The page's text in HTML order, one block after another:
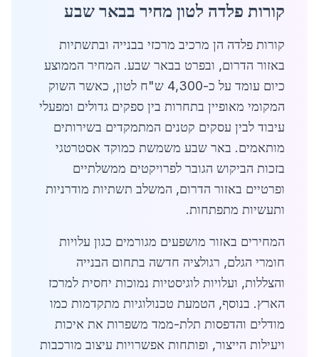
קורות פלדה לטון מחיר בבאר שבע
קורות פלדה הן מרכיב מרכזי בבנייה ובתשתיות
באזור הדרום, ובפרט בבאר שבע. המחיר הממוצע
כיום עומד על כ-4,300 ש"ח לטון, כאשר השוק
המקומי מאופיין בתחרות בין ספקים גדולים ומפעלי
עיבוד לבין עסקים קטנים המתמקדים בשירותים
מותאמים. באר שבע משמשת כמוקד אסטרטגי
בזכות הביקוש הגובר לפרויקטים ממשלתיים
ופרטיים באזור הדרום, המשלב תשתיות מודרניות
ותעשיות מתפתחות.
המחירים באזור מושפעים מגורמים כגון עלויות
חומרי הגלם, רגולציה חדשה בתחום הבנייה
והצללות, ועלויות לוגיסטיות נמוכות יחסית למרכז
הארץ. בנוסף, הטמעת טכנולוגיות מתקדמות כמו
מודלים והדפסות תלת-ממד משפרות את איכות
ויעילות הייצור, ופותחות אפשרויות עיצוב מורכבות